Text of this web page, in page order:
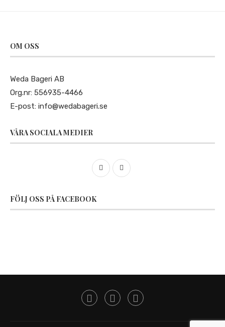
OM OSS
Weda Bageri AB
Org.nr: 556935-4466
E-post: info@wedabageri.se
VÅRA SOCIALA MEDIER
FÖLJ OSS PÅ FACEBOOK